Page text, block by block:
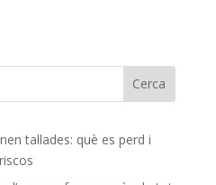
tallades: què es perd i